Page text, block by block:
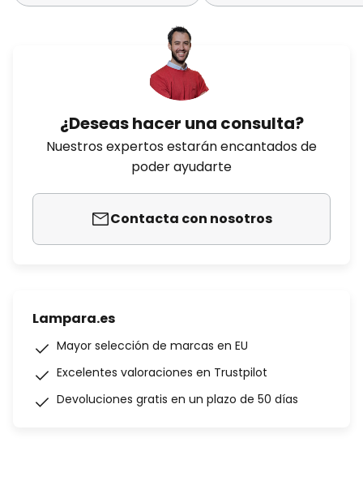
¿Deseas hacer una consulta?
Nuestros expertos estarán encantados de
poder ayudarte
Contacta con nosotros
Lampara.es
Mayor selección de marcas en EU
Excelentes valoraciones en Trustpilot
Devoluciones gratis en un plazo de 50 días